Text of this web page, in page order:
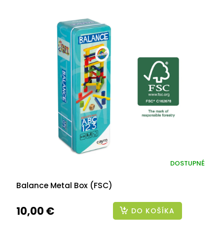
Balance Metal Box (FSC)
DOSTUPNÉ
10,00 € DO KOŠÍKA